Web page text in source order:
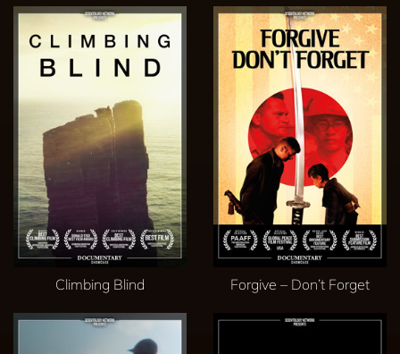
Climbing Blind Forgive – Don’t Forget